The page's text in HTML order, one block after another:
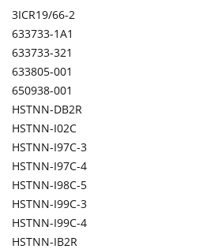
3ICR19/66-2
633733-1A1
633733-321
633805-001
650938-001
HSTNN-DB2R
HSTNN-I02C
HSTNN-I97C-3
HSTNN-I97C-4
HSTNN-I98C-5
HSTNN-I99C-3
HSTNN-I99C-4
HSTNN-IB2R